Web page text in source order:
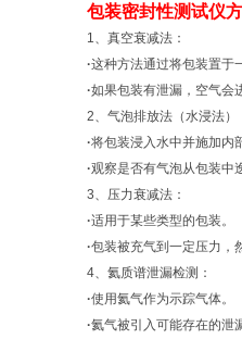
包装密封性测试仪
1、真空衰减法：
·这种方法通过将包装置于
·如果包装有泄漏，空气
2、气泡排放法（水浸法
·将包装浸入水中并施加
·观察是否有气泡从包装
3、压力衰减法：
·适用于某些类型的包装。
·包装被充气到一定压力
4、氦质谱泄漏检测：
·使用氦气作为示踪气体。
·氦气被引入可能存在的